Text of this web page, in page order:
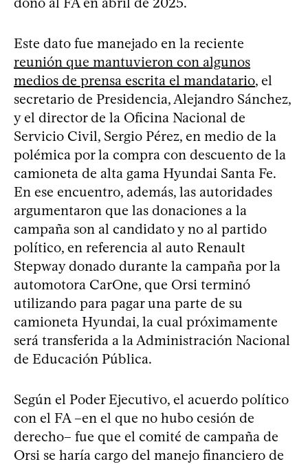
Este dato fue manejado en la reciente
reunión que mantuvieron con algunos
medios de prensa escrita el mandatario, el
secretario de Presidencia, Alejandro Sánchez,
y el director de la Oficina Nacional de
Servicio Civil, Sergio Pérez, en medio de la
polémica por la compra con descuento de la
camioneta de alta gama Hyundai Santa Fe.
En ese encuentro, además, las autoridades
argumentaron que las donaciones a la
campaña son al candidato y no al partido
político, en referencia al auto Renault
Stepway donado durante la campaña por la
automotora CarOne, que Orsi terminó
utilizando para pagar una parte de su
camioneta Hyundai, la cual próximamente
será transferida a la Administración Nacional
de Educación Pública.
Según el Poder Ejecutivo, el acuerdo político
con el FA –en el que no hubo cesión de
derecho– fue que el comité de campaña de
Orsi se haría cargo del manejo financiero de